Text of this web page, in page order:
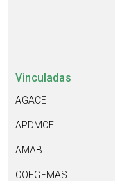
Vinculadas
AGACE
APDMCE
AMAB
COEGEMAS